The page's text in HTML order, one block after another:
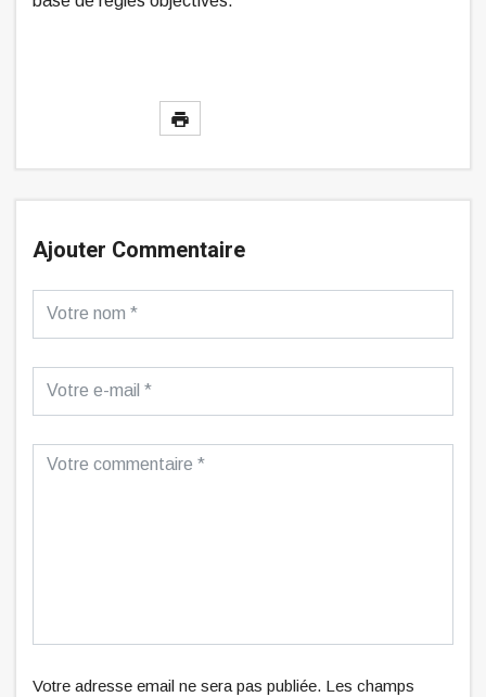
Ajouter Commentaire
Votre adresse email ne sera pas publiée. Les champs